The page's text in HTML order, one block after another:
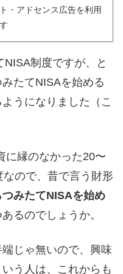
・アドセンス広告を利用
制度ですが、と
たてNISAを始める
うになりました（こ
に縁のなかった20〜
ので、昔で言う財形
みたてNISAを始め
るのでしょうか。
じゃ無いので、興味
う人は、これからも